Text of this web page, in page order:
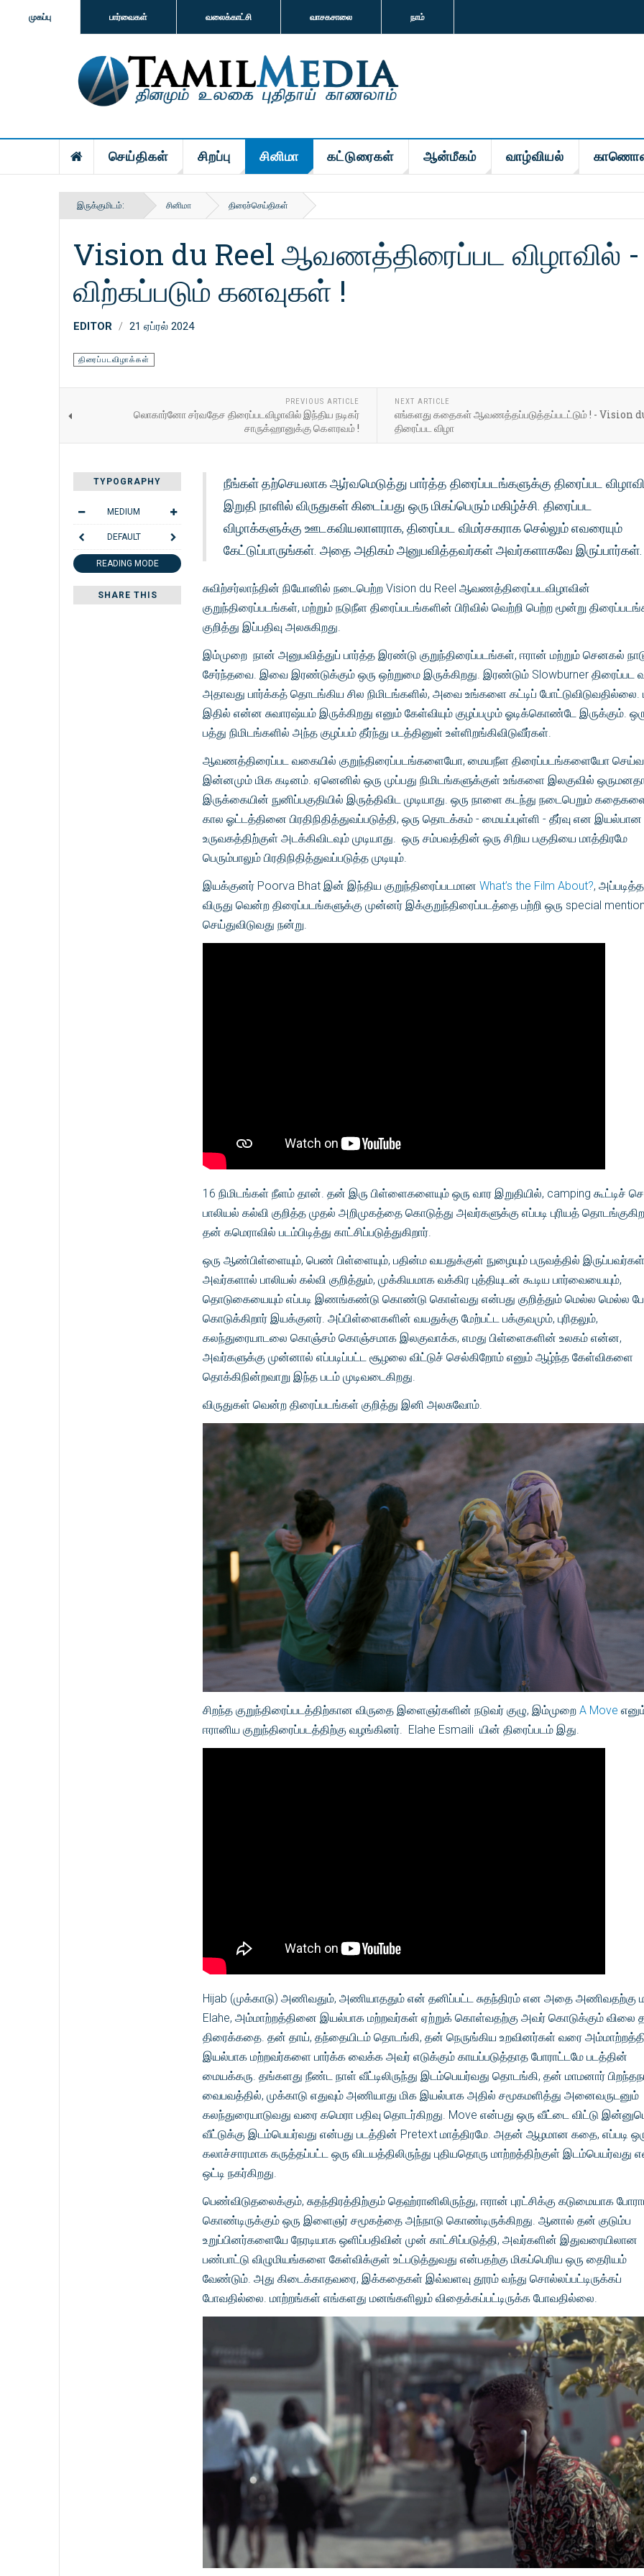
முகப்பு பார்வைகள் வலைக்காட்சி வாசகசாலை நாம்
செய்திகள் சிறப்பு சினிமா கட்டுரைகள் ஆன்மீகம் வாழ்வியல்
இருக்குமிடம்: சினிமா திரைச்செய்திகள்
Vision du Reel ஆவணத்திரைப்பட விழாவில் -
விற்கப்படும் கனவுகள் !
EDITOR 21 ஏப்ரல் 2024
திரைப்படவிழாக்கள்
PREVIOUS ARTICLE
லொகார்னோ சர்வதேச திரைப்படவிழாவில் இந்திய நடிகர்
சாருக்ஹானுக்கு கௌரவம் !
NEXT ARTICLE
எங்களது கதைகள் ஆவணத்தப்படுத்தப்படட்டும் ! - Vision
திரைப்பட விழா
TYPOGRAPHY
MEDIUM
DEFAULT
READING MODE
SHARE THIS
நீங்கள் தற்செயலாக ஆர்வமெடுத்து பார்த்த திரைப்படங்களுக்கு திரைப்பட
இறுதி நாளில் விருதுகள் கிடைப்பது ஒரு மிகப்பெரும் மகிழ்ச்சி. திரைப்பட
விழாக்களுக்கு ஊடகவியலாளராக, திரைப்பட விமர்சகராக செல்லும் எவரையும்
கேட்டுப்பாருங்கள். அதை அதிகம் அனுபவித்தவர்கள் அவர்களாகவே இருப்பார்கள்.
சுவிற்சர்லாந்தின் நியோனில் நடைபெற்ற Vision du Reel ஆவணத்திரைப்படவிழாவின்
குறுந்திரைப்படங்கள், மற்றும் நடுநீள திரைப்படங்களின் பிரிவில் வெற்றி பெற்ற மூன்று
குறித்து இப்பதிவு அலசுகிறது.
இம்முறை நான் அனுபவித்துப் பார்த்த இரண்டு குறுந்திரைப்படங்கள், ஈரான் மற்றும் செனகல்
சேர்ந்தவை. இவை இரண்டுக்கும் ஒரு ஒற்றுமை இருக்கிறது. இரண்டும் Slowburner திரைப்பட
அதாவது பார்க்கத் தொடங்கிய சில நிமிடங்களில், அவை உங்களை கட்டிப் போட்டுவிடுவதில்லை.
இதில் என்ன சுவாரஷ்யம் இருக்கிறது எனும் கேள்வியும் குழப்பமும் ஓடிக்கொண்டே இருக்கும்.
பத்து நிமிடங்களில் அந்த குழப்பம் தீர்ந்து படத்தினுள் உள்ளிறங்கிவிடுவீர்கள்.
ஆவணத்திரைப்பட வகையில் குறுந்திரைப்படங்களையோ, மையநீள திரைப்படங்களையோ
இன்னமும் மிக கடினம். ஏனெனில் ஒரு முப்பது நிமிடங்களுக்குள் உங்களை இலகுவில்
இருக்கையின் நுனிப்பகுதியில் இருத்திவிட முடியாது. ஒரு நாளை கடந்து நடைபெறும்
கால ஓட்டத்தினை பிரதிநிதித்துவப்படுத்தி, ஒரு தொடக்கம் - மையப்புள்ளி - தீர்வு என
உருவகத்திற்குள் அடக்கிவிடவும் முடியாது. ஒரு சம்பவத்தின் ஒரு சிறிய பகுதியை மாத்திரமே
பெரும்பாலும் பிரதிநிதித்துவப்படுத்த முடியும்.
இயக்குனர் Poorva Bhat இன் இந்திய குறுந்திரைப்படமான What’s the Film About?,
விருது வென்ற திரைப்படங்களுக்கு முன்னர் இக்குறுந்திரைப்படத்தை பற்றி ஒரு special
செய்துவிடுவது நன்று.
16 நிமிடங்கள் நீளம் தான். தன் இரு பிள்ளைகளையும் ஒரு வார இறுதியில், camping கூட்டிச்
பாலியல் கல்வி குறித்த முதல் அறிமுகத்தை கொடுத்து அவர்களுக்கு எப்படி புரியத்
தன் கமெராவில் படம்பிடித்து காட்சிப்படுத்துகிறார்.
ஒரு ஆண்பிள்ளையும், பெண் பிள்ளையும், பதின்ம வயதுக்குள் நுழையும் பருவத்தில்
அவர்களால் பாலியல் கல்வி குறித்தும், முக்கியமாக வக்கிர புத்தியுடன் கூடிய பார்வையையும்,
தொடுகையையும் எப்படி இணங்கண்டு கொண்டு கொள்வது என்பது குறித்தும் மெல்ல மெல்ல
கொடுக்கிறார் இயக்குனர். அப்பிள்ளைகளின் வயதுக்கு மேற்பட்ட பக்குவமும், புரிதலும்,
கலந்துரையாடலை கொஞ்சம் கொஞ்சமாக இலகுவாக்க, எமது பிள்ளைகளின் உலகம் என்ன,
அவர்களுக்கு முன்னால் எப்படிப்பட்ட சூழலை விட்டுச் செல்கிறோம் எனும் ஆழ்ந்த கேள்விகளை
தொக்கிநின்றவாறு இந்த படம் முடிவடைகிறது.
விருதுகள் வென்ற திரைப்படங்கள் குறித்து இனி அலசுவோம்.
சிறந்த குறுந்திரைப்படத்திற்கான விருதை இளைஞர்களின் நடுவர் குழு, இம்முறை A Move
ஈரானிய குறுந்திரைப்படத்திற்கு வழங்கினர். Elahe Esmaili யின் திரைப்படம் இது.
Hijab (முக்காடு) அணிவதும், அணியாததும் என் தனிப்பட்ட சுதந்திரம் என அதை அணிவதற்கு
Elahe, அம்மாற்றத்தினை இயல்பாக மற்றவர்கள் ஏற்றுக் கொள்வதற்கு அவர் கொடுக்கும் விலை
திரைக்கதை. தன் தாய், தந்தையிடம் தொடங்கி, தன் நெருங்கிய உறவினர்கள் வரை
இயல்பாக மற்றவர்களை பார்க்க வைக்க அவர் எடுக்கும் காயப்படுத்தாத போராட்டமே படத்தின்
மையக்கரு. தங்களது நீண்ட நாள் வீட்டிலிருந்து இடம்பெயர்வது தொடங்கி, தன் மாமனார்
வைபவத்தில், முக்காடு எதுவும் அணியாது மிக இயல்பாக அதில் சமூகமளித்து அனைவருடனும்
கலந்துரையாடுவது வரை கமெரா பதிவு தொடர்கிறது. Move என்பது ஒரு வீட்டை விட்டு
வீட்டுக்கு இடம்பெயர்வது என்பது படத்தின் Pretext மாத்திரமே. அதன் ஆழமான கதை, எப்படி
கலாச்சாரமாக கருத்தப்பட்ட ஒரு விடயத்திலிருந்து புதியதொரு மாற்றத்திற்குள்
ஒட்டி நகர்கிறது.
பெண்விடுதலைக்கும், சுதந்திரத்திற்கும் தெஹ்ரானிலிருந்து, ஈரான் புரட்சிக்கு கடுமையாக
கொண்டிருக்கும் ஒரு இளைஞர் சமூகத்தை அந்நாடு கொண்டிருக்கிறது. ஆனால் தன் குடும்ப
உறுப்பினர்களையே நேரடியாக ஒளிப்பதிவின் முன் காட்சிப்படுத்தி, அவர்களின் இதுவரையிலான
பண்பாட்டு விழுமியங்களை கேள்விக்குள் உட்படுத்துவது என்பதற்கு மிகப்பெரிய ஒரு தைரியம்
வேண்டும். அது கிடைக்காதவரை, இக்கதைகள் இவ்வளவு தூரம் வந்து சொல்லப்பட்டிருக்கப்
போவதில்லை. மாற்றங்கள் எங்களது மனங்களிலும் விதைக்கப்பட்டிருக்க போவதில்லை.